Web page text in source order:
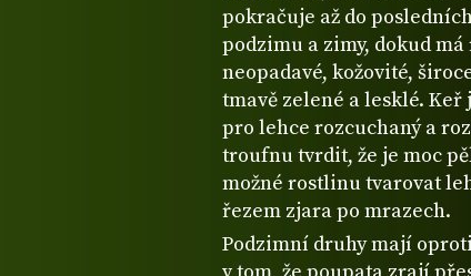
pokračuje až do
podzimu a zimy, dokud
neopadavé, kožovité,
tmavě zelené a lesklé. Keř
pro lehce rozcuchaný a
troufnu tvrdit, že je moc
možné rostlinu tvarovat
řezem zjara po mrazech.
Podzimní druhy mají